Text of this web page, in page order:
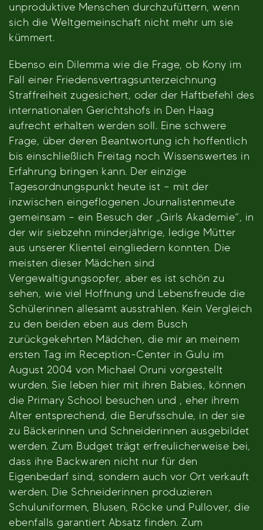
unproduktive Menschen durchzufüttern, wenn
sich die Weltgemeinschaft nicht mehr um sie
kümmert.
Ebenso ein Dilemma wie die Frage, ob Kony im
Fall einer Friedensvertragsunterzeichnung
Straffreiheit zugesichert, oder der Haftbefehl des
internationalen Gerichtshofs in Den Haag
aufrecht erhalten werden soll. Eine schwere
Frage, über deren Beantwortung ich hoffentlich
bis einschließlich Freitag noch Wissenswertes in
Erfahrung bringen kann. Der einzige
Tagesordnungspunkt heute ist – mit der
inzwischen eingeflogenen Journalistenmeute
gemeinsam – ein Besuch der „Girls Akademie“, in
der wir siebzehn minderjährige, ledige Mütter
aus unserer Klientel eingliedern konnten. Die
meisten dieser Mädchen sind
Vergewaltigungsopfer, aber es ist schön zu
sehen, wie viel Hoffnung und Lebensfreude die
Schülerinnen allesamt ausstrahlen. Kein Vergleich
zu den beiden eben aus dem Busch
zurückgekehrten Mädchen, die mir an meinem
ersten Tag im Reception-Center in Gulu im
August 2004 von Michael Oruni vorgestellt
wurden. Sie leben hier mit ihren Babies, können
die Primary School besuchen und , eher ihrem
Alter entsprechend, die Berufsschule, in der sie
zu Bäckerinnen und Schneiderinnen ausgebildet
werden. Zum Budget trägt erfreulicherweise bei,
dass ihre Backwaren nicht nur für den
Eigenbedarf sind, sondern auch vor Ort verkauft
werden. Die Schneiderinnen produzieren
Schuluniformen, Blusen, Röcke und Pullover, die
ebenfalls garantiert Absatz finden. Zum